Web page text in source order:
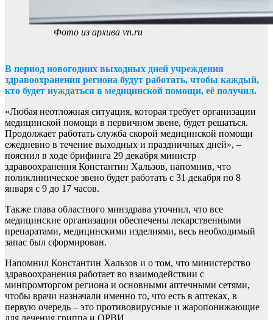
Фото из архива vn.ru
В период новогодних выходных дней учреждения
здравоохранения региона будут работать, чтобы каждый,
кто будет нуждаться в медицинской помощи, её получил.
«Любая неотложная ситуация, которая требует организации
медицинской помощи в первичном звене, будет решаться.
Продолжает работать служба скорой медицинской помощи
ежедневно в течение выходных и праздничных дней», –
пояснил в ходе брифинга 29 декабря министр
здравоохранения Константин Хальзов, напомнив, что
поликлиническое звено будет работать с 31 декабря по 8
января с 9 до 17 часов.
Также глава областного минздрава уточнил, что все
медицинские организации обеспечены лекарственными
препаратами, медицинскими изделиями, весь необходимый
запас был сформирован.
Напомнил Константин Хальзов и о том, что министерство
здравоохранения работает во взаимодействии с
минпромторгом региона и основными аптечными сетями,
чтобы врачи назначали именно то, что есть в аптеках, в
первую очередь – это противовирусные и жаропонижающие
для лечения гриппа и ОРВИ.